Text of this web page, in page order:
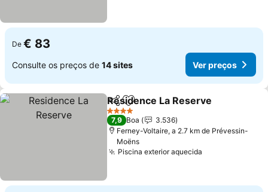
De € 83
Consulte os preços de 14 sites Ver preços
PartilharAdicionar aos favoritos
Residence La Reserve
4 Estrelas
7,9 Boa
3.536
Ferney-Voltaire, a 2.7 km de Prévessin-
Moëns
Piscina exterior aquecida